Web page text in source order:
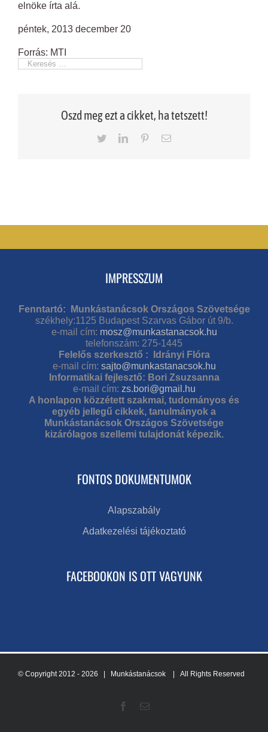
elnöke írta alá.
péntek, 2013 december 20
Forrás: MTI
Oszd meg ezt a cikket, ha tetszett!
TwitterLinkedInPinterestEmail
IMPRESSZUM
Fenntartó: Munkástanácsok Országos Szövetsége
székhely:1125 Budapest Szarvas Gábor út 9/b.
e-mail cím: mosz@munkastanacsok.hu
telefonszám: 275-1445
Felelős szerkesztő : Idrányi Flóra
e-mail cím: sajto@munkastanacsok.hu
Informatikai fejlesztő: Bori Zsuzsanna
e-mail cím: zs.bori@gmail.hu
A honlapon közzétett szakmai, tudományos és
egyéb jellegű cikkek, tanulmányok a
Munkástanácsok Országos Szövetsége
kizárólagos szellemi tulajdonát képezik.
FONTOS DOKUMENTUMOK
Alapszabály
Adatkezelési tájékoztató
FACEBOOKON IS OTT VAGYUNK
© Copyright 2012 - 2026 | Munkástanácsok | All Rights Reserved
Facebook
Email